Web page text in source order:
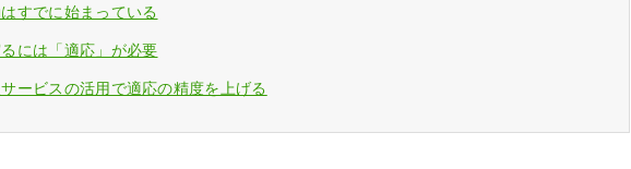
すでに始まっている
には「適応」が必要
ービスの活用で適応の精度を上げる